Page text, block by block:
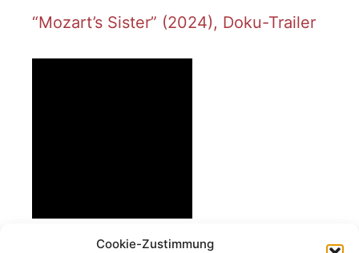
Cookie-Zustimmung
“Mozart’s Sister” (2024), Doku-Trailer